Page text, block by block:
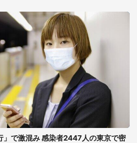
」で激混み 感染者2447人の東京で密